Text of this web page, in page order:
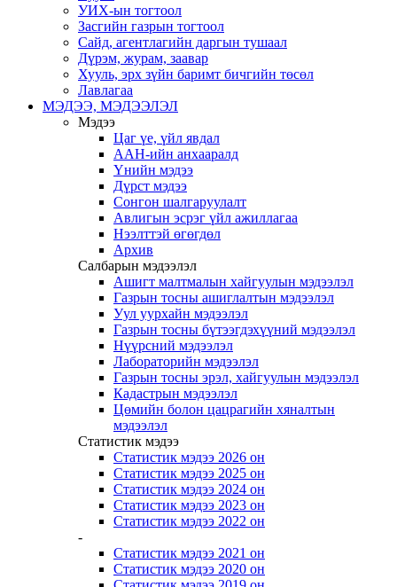
УИХ-ын тогтоол
Засгийн газрын тогтоол
Сайд, агентлагийн даргын тушаал
Дүрэм, журам, заавар
Хууль, эрх зүйн баримт бичгийн төсөл
Лавлагаа
МЭДЭЭ, МЭДЭЭЛЭЛ
Мэдээ
Цаг үе, үйл явдал
ААН-ийн анхааралд
Үнийн мэдээ
Дүрст мэдээ
Сонгон шалгаруулалт
Авлигын эсрэг үйл ажиллагаа
Нээлттэй өгөгдөл
Архив
Салбарын мэдээлэл
Ашигт малтмалын хайгуулын мэдээлэл
Газрын тосны ашиглалтын мэдээлэл
Уул уурхайн мэдээлэл
Газрын тосны бүтээгдэхүүний мэдээлэл
Нүүрсний мэдээлэл
Лабораторийн мэдээлэл
Газрын тосны эрэл, хайгуулын мэдээлэл
Кадастрын мэдээлэл
Цөмийн болон цацрагийн хяналтын
мэдээлэл
Статистик мэдээ
Статистик мэдээ 2026 он
Статистик мэдээ 2025 он
Статистик мэдээ 2024 он
Статистик мэдээ 2023 он
Статистик мэдээ 2022 он
-
Статистик мэдээ 2021 он
Статистик мэдээ 2020 он